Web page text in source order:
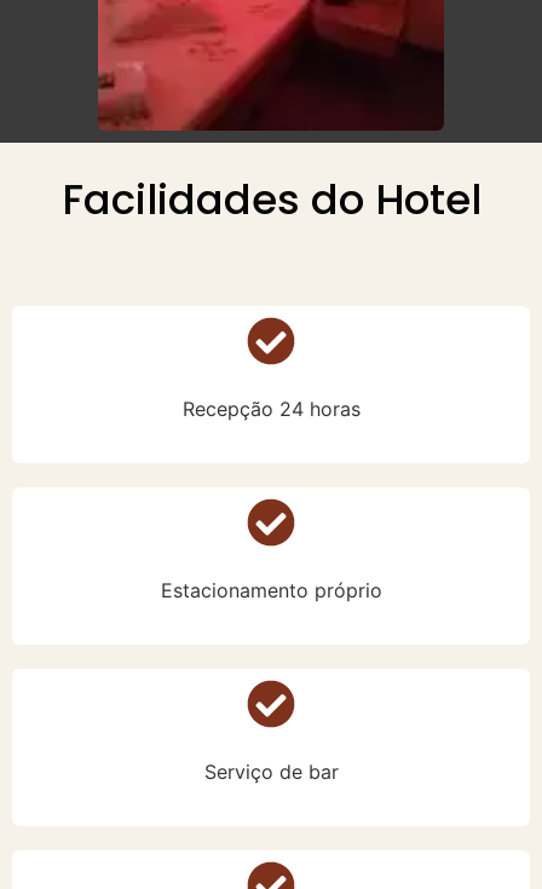
Facilidades do Hotel
Recepção 24 horas
Estacionamento próprio
Serviço de bar